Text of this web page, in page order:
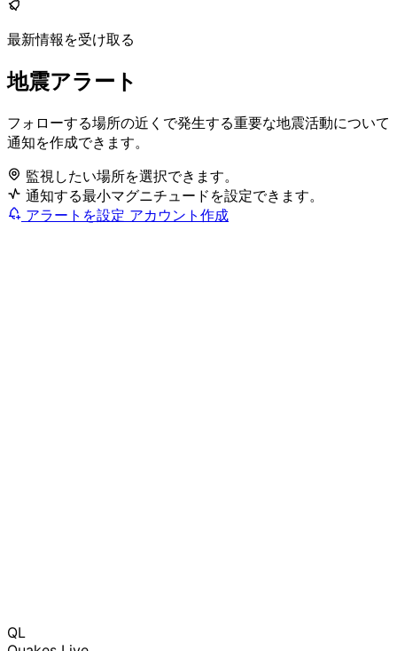
最新情報を受け取る
地震アラート
フォローする場所の近くで発生する重要な地震活動について
通知を作成できます。
監視したい場所を選択できます。
通知する最小マグニチュードを設定できます。
アラートを設定 アカウント作成
QL